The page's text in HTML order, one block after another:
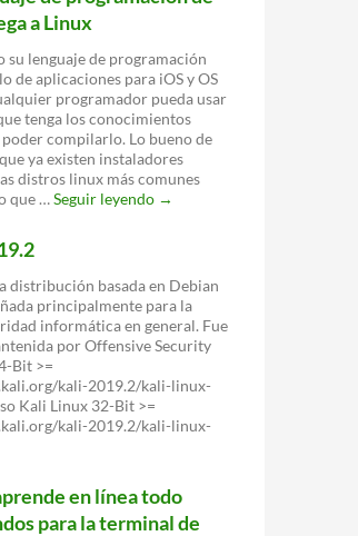
a Linux
su lenguaje de programación
de aplicaciones para iOS y OS
programador pueda usar
tenga los conocimientos
compilarlo. Lo bueno de
ya existen instaladores
distros linux más comunes
que …Seguir leyendo Swift
programación
de
Apple
que
llega
a
Linux
→
distribución basada en Debian
principalmente para la
informática en general. Fue
por Offensive Security
Bit >=
kali-2019.2/kali-linux-
Kali Linux 32-Bit >=
kali-2019.2/kali-linux-
en línea todo
para la terminal de